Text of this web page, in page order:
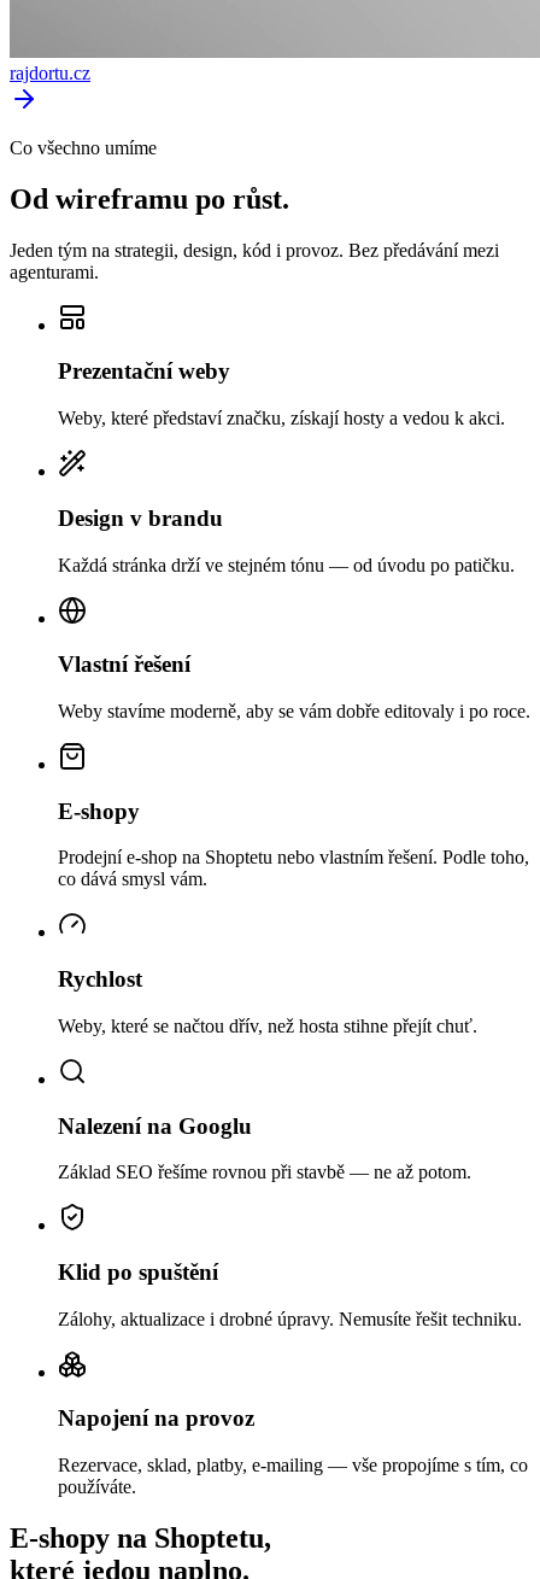
rajdortu.cz
Co všechno umíme
Od wireframu po růst.
Jeden tým na strategii, design, kód i provoz. Bez předávání mezi
agenturami.
Prezentační weby
Weby, které představí značku, získají hosty a vedou k akci.
Design v brandu
Každá stránka drží ve stejném tónu — od úvodu po patičku.
Vlastní řešení
Weby stavíme moderně, aby se vám dobře editovaly i po roce.
E-shopy
Prodejní e-shop na Shoptetu nebo vlastním řešení. Podle toho,
co dává smysl vám.
Rychlost
Weby, které se načtou dřív, než hosta stihne přejít chuť.
Nalezení na Googlu
Základ SEO řešíme rovnou při stavbě — ne až potom.
Klid po spuštění
Zálohy, aktualizace i drobné úpravy. Nemusíte řešit techniku.
Napojení na provoz
Rezervace, sklad, platby, e-mailing — vše propojíme s tím, co
používáte.
E-shopy na Shoptetu,
které jedou naplno.